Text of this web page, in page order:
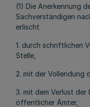
(1) Die Anerkennung
Sachverständigen
erlischt
1. durch schriftlichen
Stelle,
2. mit der Vollendung
3. mit dem Verlust der
öffentlicher Ämter,